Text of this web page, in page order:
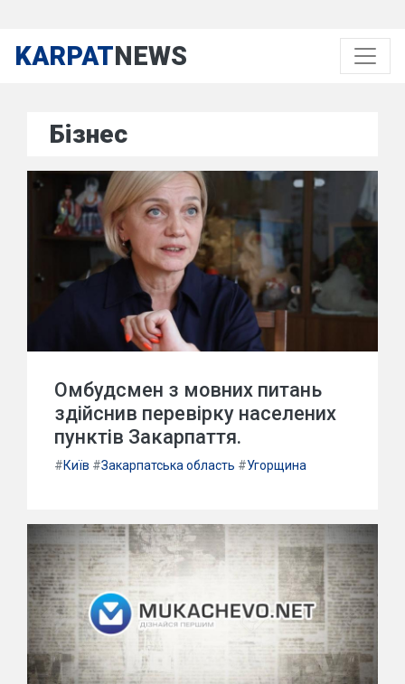
KARPATNEWS
Бізнес
Омбудсмен з мовних питань
здійснив перевірку населених
пунктів Закарпаття.
#Київ #Закарпатська область #Угорщина